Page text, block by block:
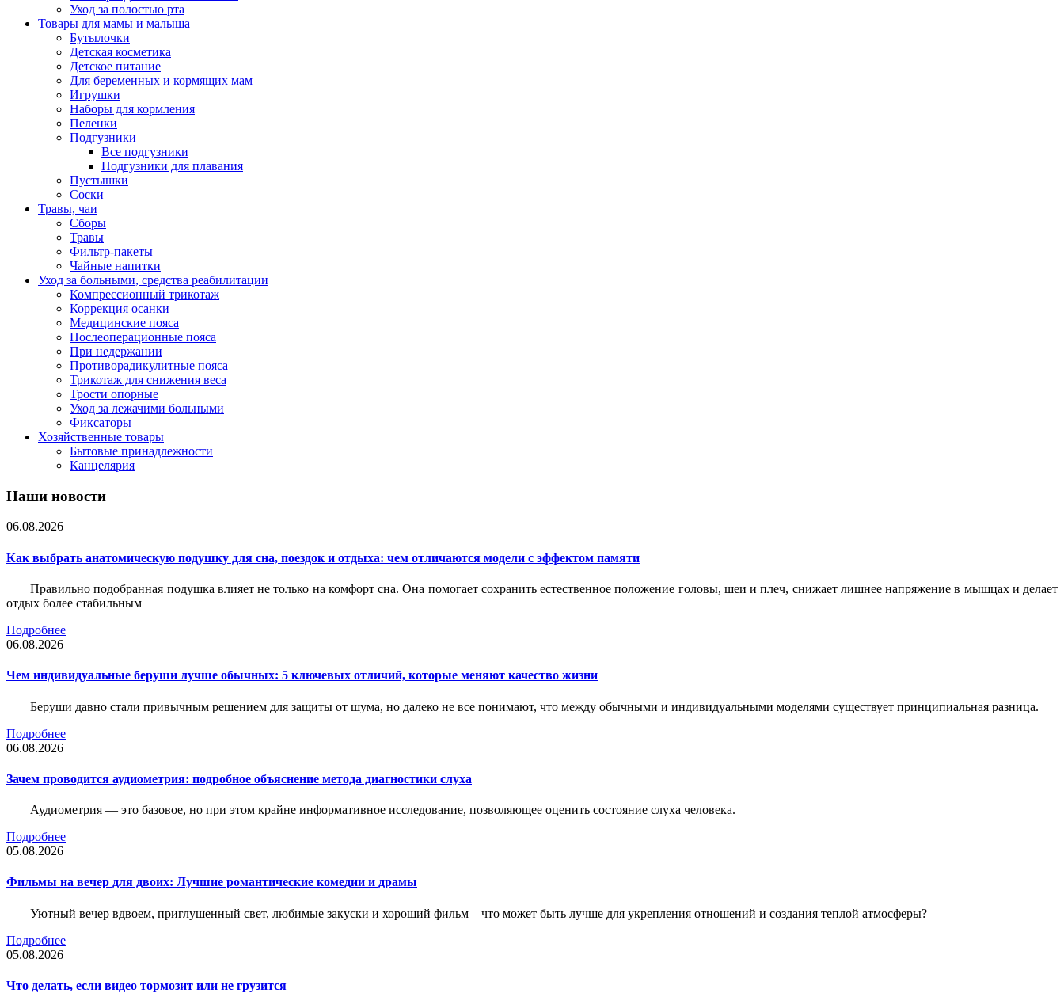
Уход за полостью рта
Товары для мамы и малыша
Бутылочки
Детская косметика
Детское питание
Для беременных и кормящих мам
Игрушки
Наборы для кормления
Пеленки
Подгузники
Все подгузники
Подгузники для плавания
Пустышки
Соски
Травы, чаи
Сборы
Травы
Фильтр-пакеты
Чайные напитки
Уход за больными, средства реабилитации
Компрессионный трикотаж
Коррекция осанки
Медицинские пояса
Послеоперационные пояса
При недержании
Противорадикулитные пояса
Трикотаж для снижения веса
Трости опорные
Уход за лежачими больными
Фиксаторы
Хозяйственные товары
Бытовые принадлежности
Канцелярия
Наши новости
06.08.2026
Как выбрать анатомическую подушку для сна, поездок и отдыха: чем отличаются модели с эффектом памяти
Правильно подобранная подушка влияет не только на комфорт сна. Она помогает сохранить естественное положение головы, шеи и плеч, снижает лишнее напряжение в мышцах и делает
отдых более стабильным
Подробнее
06.08.2026
Чем индивидуальные беруши лучше обычных: 5 ключевых отличий, которые меняют качество жизни
Беруши давно стали привычным решением для защиты от шума, но далеко не все понимают, что между обычными и индивидуальными моделями существует принципиальная разница.
Подробнее
06.08.2026
Зачем проводится аудиометрия: подробное объяснение метода диагностики слуха
Аудиометрия — это базовое, но при этом крайне информативное исследование, позволяющее оценить состояние слуха человека.
Подробнее
05.08.2026
Фильмы на вечер для двоих: Лучшие романтические комедии и драмы
Уютный вечер вдвоем, приглушенный свет, любимые закуски и хороший фильм – что может быть лучше для укрепления отношений и создания теплой атмосферы?
Подробнее
05.08.2026
Что делать, если видео тормозит или не грузится